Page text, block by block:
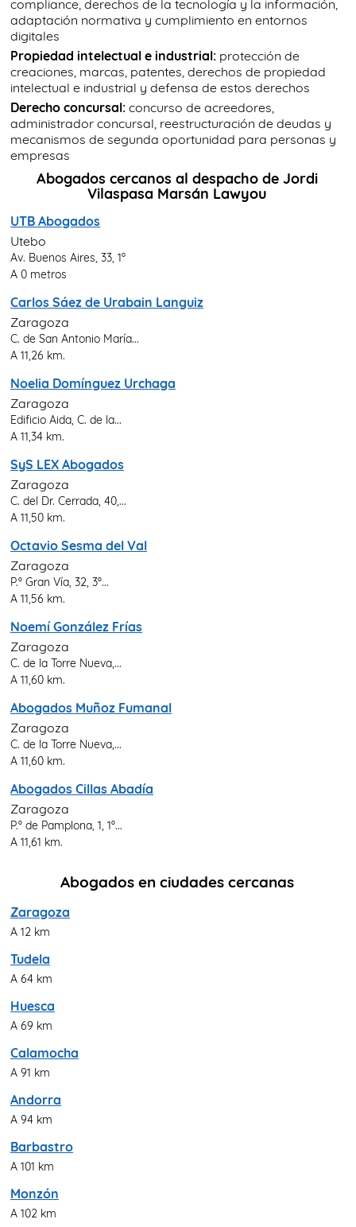
compliance, derechos de la tecnología y la información,
adaptación normativa y cumplimiento en entornos
digitales
Propiedad intelectual e industrial: protección de
creaciones, marcas, patentes, derechos de propiedad
intelectual e industrial y defensa de estos derechos
Derecho concursal: concurso de acreedores,
administrador concursal, reestructuración de deudas y
mecanismos de segunda oportunidad para personas y
empresas
Abogados cercanos al despacho de Jordi
Vilaspasa Marsán Lawyou
UTB Abogados
Utebo
Av. Buenos Aires, 33, 1º
A 0 metros
Carlos Sáez de Urabain Languiz
Zaragoza
C. de San Antonio María...
A 11,26 km.
Noelia Domínguez Urchaga
Zaragoza
Edificio Aida, C. de la...
A 11,34 km.
SyS LEX Abogados
Zaragoza
C. del Dr. Cerrada, 40,...
A 11,50 km.
Octavio Sesma del Val
Zaragoza
P.º Gran Vía, 32, 3º...
A 11,56 km.
Noemí González Frías
Zaragoza
C. de la Torre Nueva,...
A 11,60 km.
Abogados Muñoz Fumanal
Zaragoza
C. de la Torre Nueva,...
A 11,60 km.
Abogados Cillas Abadía
Zaragoza
P.º de Pamplona, 1, 1º...
A 11,61 km.
Abogados en ciudades cercanas
Zaragoza
A 12 km
Tudela
A 64 km
Huesca
A 69 km
Calamocha
A 91 km
Andorra
A 94 km
Barbastro
A 101 km
Monzón
A 102 km